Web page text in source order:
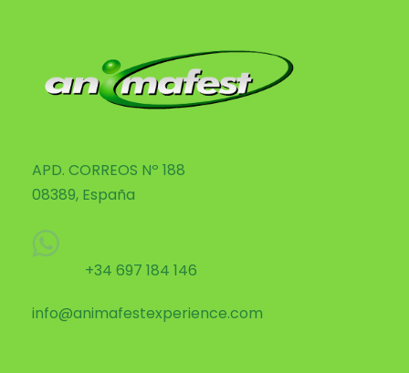
APD. CORREOS Nº 188
08389, España
+34 697 184 146
info@animafestexperience.com